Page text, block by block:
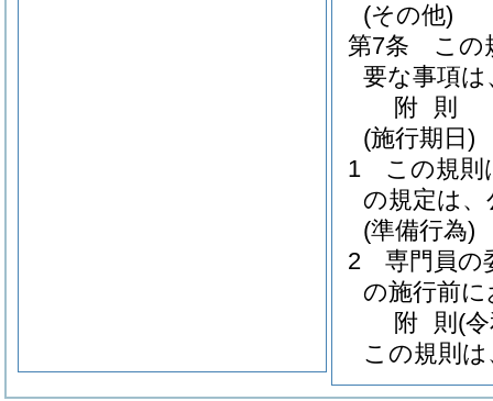
(その他)
第7条
この
要な事項
附 則
(施行期日)
1
この規則
の規定は
(準備行為)
2
専門員の
の施行前
附 則 (
この規則